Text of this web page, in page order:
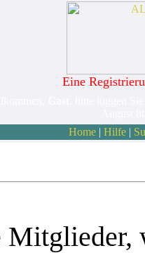
Eine
Home| Hilfe|
Mitglieder,